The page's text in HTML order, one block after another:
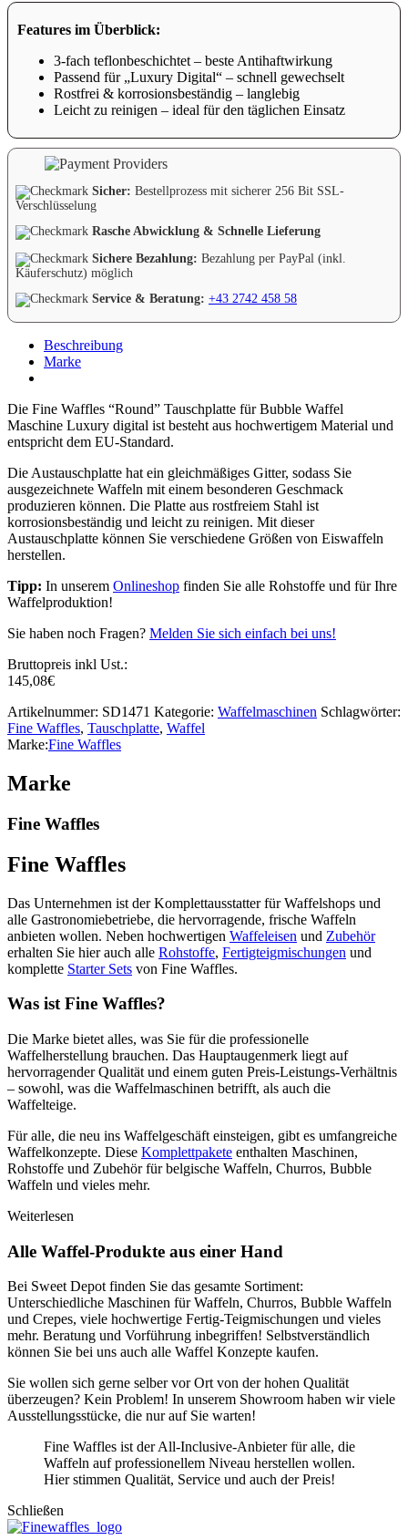
Features im Überblick:
3-fach teflonbeschichtet – beste Antihaftwirkung
Passend für „Luxury Digital“ – schnell gewechselt
Rostfrei & korrosionsbeständig – langlebig
Leicht zu reinigen – ideal für den täglichen Einsatz
Sicher: Bestellprozess mit sicherer 256 Bit SSL-
Verschlüsselung
Rasche Abwicklung & Schnelle Lieferung
Sichere Bezahlung: Bezahlung per PayPal (inkl.
Käuferschutz) möglich
Service & Beratung: +43 2742 458 58
Beschreibung
Marke
Die Fine Waffles “Round” Tauschplatte für Bubble Waffel
Maschine Luxury digital ist besteht aus hochwertigem Material und
entspricht dem EU-Standard.
Die Austauschplatte hat ein gleichmäßiges Gitter, sodass Sie
ausgezeichnete Waffeln mit einem besonderen Geschmack
produzieren können. Die Platte aus rostfreiem Stahl ist
korrosionsbeständig und leicht zu reinigen. Mit dieser
Austauschplatte können Sie verschiedene Größen von Eiswaffeln
herstellen.
Tipp: In unserem Onlineshop finden Sie alle Rohstoffe und für Ihre
Waffelproduktion!
Sie haben noch Fragen? Melden Sie sich einfach bei uns!
Bruttopreis inkl Ust.:
145,08€
Artikelnummer: SD1471 Kategorie: Waffelmaschinen Schlagwörter:
Fine Waffles, Tauschplatte, Waffel
Marke:Fine Waffles
Marke
Fine Waffles
Fine Waffles
Das Unternehmen ist der Komplettausstatter für Waffelshops und
alle Gastronomiebetriebe, die hervorragende, frische Waffeln
anbieten wollen. Neben hochwertigen Waffeleisen und Zubehör
erhalten Sie hier auch alle Rohstoffe, Fertigteigmischungen und
komplette Starter Sets von Fine Waffles.
Was ist Fine Waffles?
Die Marke bietet alles, was Sie für die professionelle
Waffelherstellung brauchen. Das Hauptaugenmerk liegt auf
hervorragender Qualität und einem guten Preis-Leistungs-Verhältnis
– sowohl, was die Waffelmaschinen betrifft, als auch die
Waffelteige.
Für alle, die neu ins Waffelgeschäft einsteigen, gibt es umfangreiche
Waffelkonzepte. Diese Komplettpakete enthalten Maschinen,
Rohstoffe und Zubehör für belgische Waffeln, Churros, Bubble
Waffeln und vieles mehr.
Weiterlesen
Alle Waffel-Produkte aus einer Hand
Bei Sweet Depot finden Sie das gesamte Sortiment:
Unterschiedliche Maschinen für Waffeln, Churros, Bubble Waffeln
und Crepes, viele hochwertige Fertig-Teigmischungen und vieles
mehr. Beratung und Vorführung inbegriffen! Selbstverständlich
können Sie bei uns auch alle Waffel Konzepte kaufen.
Sie wollen sich gerne selber vor Ort von der hohen Qualität
überzeugen? Kein Problem! In unserem Showroom haben wir viele
Ausstellungsstücke, die nur auf Sie warten!
Fine Waffles ist der All-Inclusive-Anbieter für alle, die
Waffeln auf professionellem Niveau herstellen wollen.
Hier stimmen Qualität, Service und auch der Preis!
Schließen